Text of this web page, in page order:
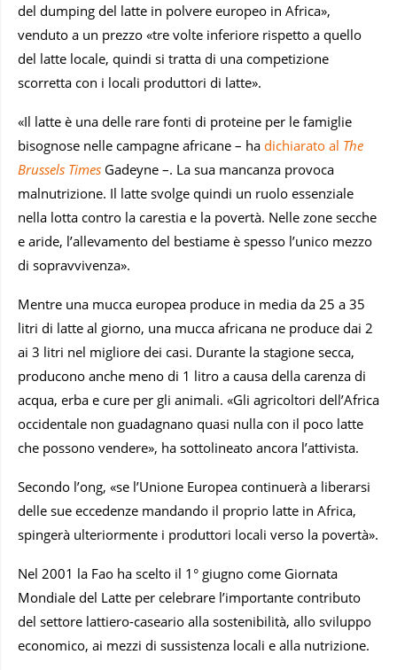
del dumping del latte in polvere europeo in Africa»,
venduto a un prezzo «tre volte inferiore rispetto a quello
del latte locale, quindi si tratta di una competizione
scorretta con i locali produttori di latte».
«Il latte è una delle rare fonti di proteine per le famiglie
bisognose nelle campagne africane – ha dichiarato al The
Brussels Times Gadeyne –. La sua mancanza provoca
malnutrizione. Il latte svolge quindi un ruolo essenziale
nella lotta contro la carestia e la povertà. Nelle zone secche
e aride, l’allevamento del bestiame è spesso l’unico mezzo
di sopravvivenza».
Mentre una mucca europea produce in media da 25 a 35
litri di latte al giorno, una mucca africana ne produce dai 2
ai 3 litri nel migliore dei casi. Durante la stagione secca,
producono anche meno di 1 litro a causa della carenza di
acqua, erba e cure per gli animali. «Gli agricoltori dell’Africa
occidentale non guadagnano quasi nulla con il poco latte
che possono vendere», ha sottolineato ancora l’attivista.
Secondo l’ong, «se l’Unione Europea continuerà a liberarsi
delle sue eccedenze mandando il proprio latte in Africa,
spingerà ulteriormente i produttori locali verso la povertà».
Nel 2001 la Fao ha scelto il 1° giugno come Giornata
Mondiale del Latte per celebrare l’importante contributo
del settore lattiero-caseario alla sostenibilità, allo sviluppo
economico, ai mezzi di sussistenza locali e alla nutrizione.